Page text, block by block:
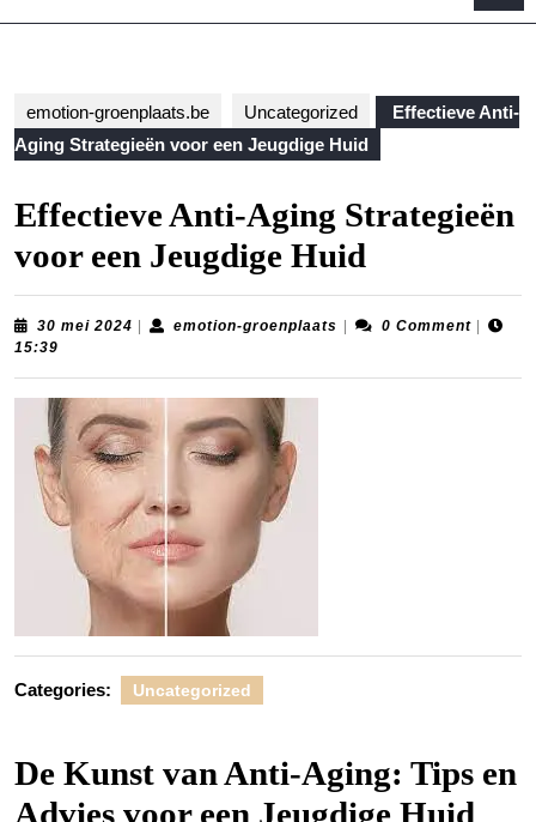
emotion-groenplaats.be Uncategorized
Effectieve Anti-
Aging Strategieën voor een Jeugdige Huid
Effectieve Anti-Aging Strategieën
voor een Jeugdige Huid
30 mei 2024 30
emotion-groenplaats emotion-0 Comment
15:39
Categories: Uncategorized
De Kunst van Anti-Aging: Tips en
Advies voor een Jeugdige Huid